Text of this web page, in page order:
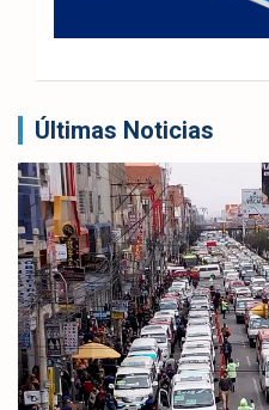
Últimas Noticias